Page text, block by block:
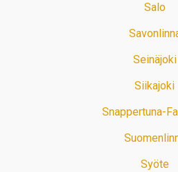
Salo
Seinäjoki
Siikajoki
Snappertuna-
Syöte